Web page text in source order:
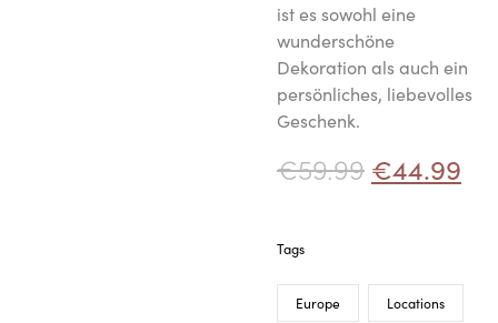
ist es sowohl eine
wunderschöne
Dekoration als auch ein
persönliches, liebevolles
Geschenk.
€59.99 €44.99
Tags
Europe Locations